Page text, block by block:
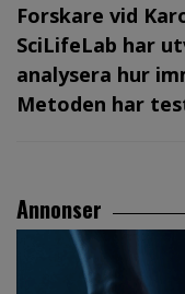
Forskare vid
SciLifeLab har
analysera hur
Metoden har
Annonser